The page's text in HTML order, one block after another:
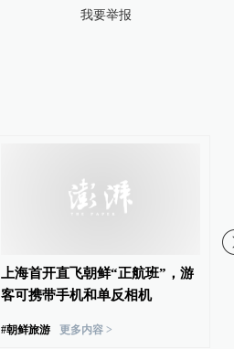
我要举报
上海首开直飞朝鲜“正航班”，游
客可携带手机和单反相机
#朝鲜旅游 更多内容 >